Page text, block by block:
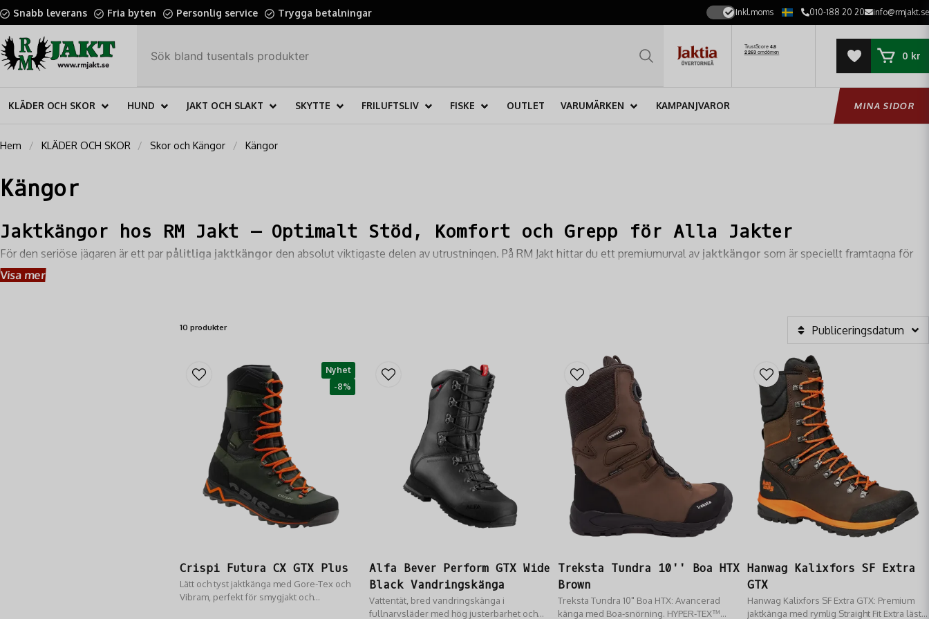
Snabb leverans Fria byten Personlig service Trygga betalningar Inkl.moms 010-188 20 20 info@rmjakt.se
0 kr
KLÄDER OCH SKOR HUND JAKT OCH SLAKT SKYTTE FRILUFTSLIV FISKE OUTLET VARUMÄRKEN KAMPANJVAROR MINA SIDOR
Hem KLÄDER OCH SKOR Skor och Kängor Kängor
Kängor
Jaktkängor hos RM Jakt – Optimalt Stöd, Komfort och Grepp för Alla Jakter
För den seriöse jägaren är ett par pålitliga jaktkängor den absolut viktigaste delen av utrustningen. På RM Jakt hittar du ett premiumurval av jaktkängor som är speciellt framtagna för
att ge dig
Visa mer
10 produkter Publiceringsdatum
Crispi Futura CX GTX Plus
Lätt och tyst jaktkänga med Gore-Tex och
Vibram, perfekt för smygjakt och
Nyhet
-8%
Alfa Bever Perform GTX Wide
Black Vandringskänga
Vattentät, bred vandringskänga i
fullnarvsläder med hög justerbarhet och
Treksta Tundra 10'' Boa HTX
Brown
Treksta Tundra 10" Boa HTX: Avancerad
känga med Boa-snörning. HYPER-TEX™
Hanwag Kalixfors SF Extra
GTX
Hanwag Kalixfors SF Extra GTX: Premium
jaktkänga med rymlig Straight Fit Extra läst